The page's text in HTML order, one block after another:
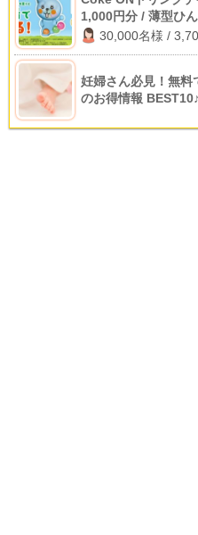
1,000円分 / 薄型ひ
30,000名様 /
妊婦さん必見！無料
のお得情報 BEST10♪